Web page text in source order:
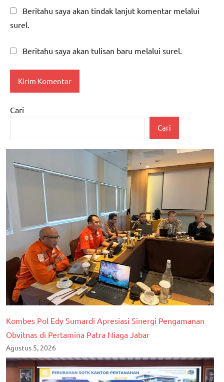
Beritahu saya akan tindak lanjut komentar melalui
surel.
Beritahu saya akan tulisan baru melalui surel.
Cari
Cari
Kombes Pol Edy Sumardi Apresiasi Sinergi Pengamanan
Obvitnas di Pertamina Patra Niaga Jabar
Agustus 5, 2026